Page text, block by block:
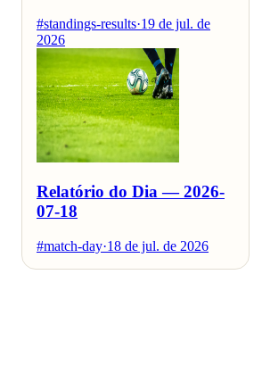
#standings-results·19 de jul. de
2026
Relatório do Dia — 2026-
07-18
#match-day·18 de jul. de 2026